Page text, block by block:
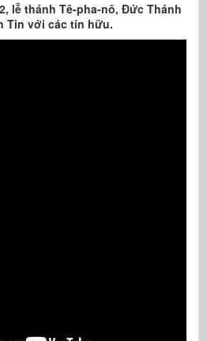
lễ thánh Tê-pha-nô, Đức Thánh
Tin với các tín hữu.